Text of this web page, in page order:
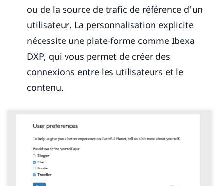
ou de la source de trafic de référence d'un
utilisateur. La personnalisation explicite
nécessite une plate-forme comme Ibexa
DXP, qui vous permet de créer des
connexions entre les utilisateurs et le
contenu.